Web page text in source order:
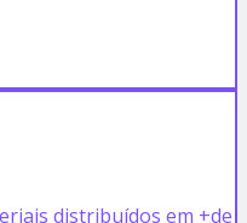
distribuídos em +de